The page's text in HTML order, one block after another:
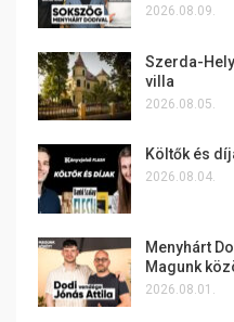
2026.08.09.
Szerda-
villa
2026.08.05.
Költők és
2026.08.04.
Menyhárt
Magunk
2026.08.01.